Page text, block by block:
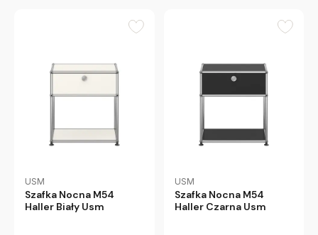
USM
Szafka Nocna M54
Haller Biały Usm
USM
Szafka Nocna M54
Haller Czarna Usm